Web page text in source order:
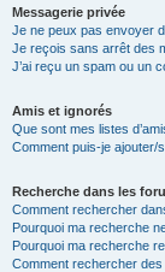
Messagerie privée
Je ne peux pas envoyer
Je reçois sans arrêt des
J’ai reçu un spam ou un
Amis et ignorés
Que sont mes listes
Comment puis-je ajouter/
Recherche dans les
Comment rechercher
Pourquoi ma recherche
Pourquoi ma recherche
Comment rechercher